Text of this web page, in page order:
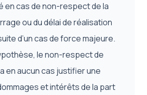
en cas de non-respect de la
ou du délai de réalisation
d’un cas de force majeure.
le non-respect de
en aucun cas justifier une
et intérêts de la part